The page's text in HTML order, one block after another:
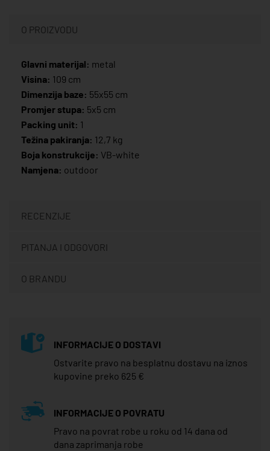
O PROIZVODU
Glavni materijal: metal
Visina: 109 cm
Dimenzija baze: 55x55 cm
Promjer stupa: 5x5 cm
Packing unit: 1
Težina pakiranja: 12,7 kg
Boja konstrukcije: VB-white
Namjena: outdoor
RECENZIJE
PITANJA I ODGOVORI
O BRANDU
INFORMACIJE O DOSTAVI
Ostvarite pravo na besplatnu dostavu na iznos
kupovine preko 625 €
INFORMACIJE O POVRATU
Pravo na povrat robe u roku od 14 dana od
dana zaprimanja robe